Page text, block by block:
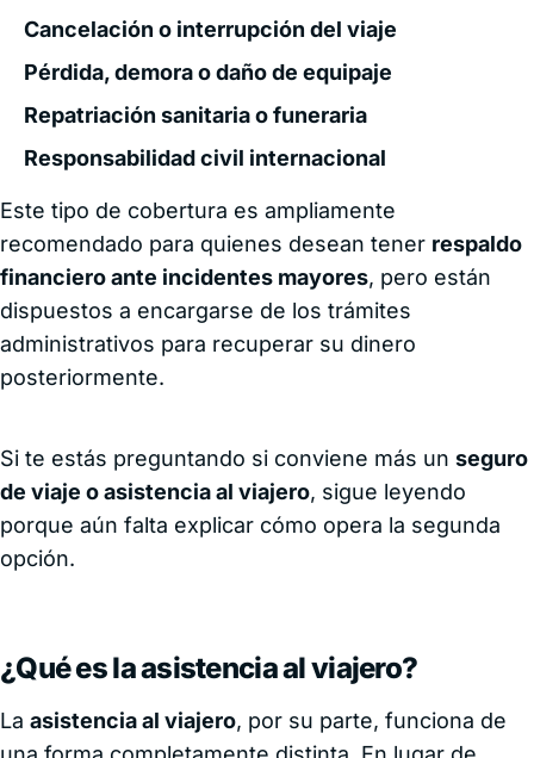
Cancelación o interrupción del viaje
Pérdida, demora o daño de equipaje
Repatriación sanitaria o funeraria
Responsabilidad civil internacional
Este tipo de cobertura es ampliamente
recomendado para quienes desean tener respaldo
financiero ante incidentes mayores, pero están
dispuestos a encargarse de los trámites
administrativos para recuperar su dinero
posteriormente.
Si te estás preguntando si conviene más un seguro
de viaje o asistencia al viajero, sigue leyendo
porque aún falta explicar cómo opera la segunda
opción.
¿Qué es la asistencia al viajero?
La asistencia al viajero, por su parte, funciona de